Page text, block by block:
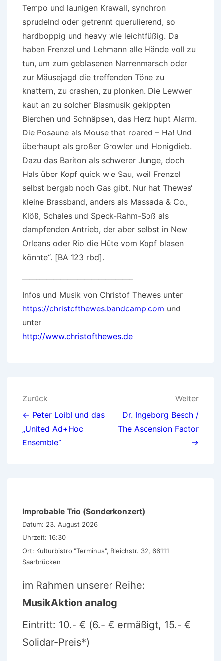
Tempo und launigen Krawall, synchron
sprudelnd oder getrennt querulierend, so
hardboppig und heavy wie leichtfüßig. Da
haben Frenzel und Lehmann alle Hände voll zu
tun, um zum geblasenen Narrenmarsch oder
zur Mäusejagd die treffenden Töne zu
knattern, zu crashen, zu plonken. Die Lewwer
kaut an zu solcher Blasmusik gekippten
Bierchen und Schnäpsen, das Herz hupt Alarm.
Die Posaune als Mouse that roared – Ha! Und
überhaupt als großer Growler und Honigdieb.
Dazu das Bariton als schwerer Junge, doch
Hals über Kopf quick wie Sau, weil Frenzel
selbst bergab noch Gas gibt. Nur hat Thewes‘
kleine Brassband, anders als Massada & Co.,
Klöß, Schales und Speck-Rahm-Soß als
dampfenden Antrieb, der aber selbst in New
Orleans oder Rio die Hüte vom Kopf blasen
könnte“. [BA 123 rbd].
Infos und Musik von Christof Thewes unter
https://christofthewes.bandcamp.com und
unter
http://www.christofthewes.de
Beitragsnavigation
Zurück
← Peter Loibl und das
„United Ad+Hoc
Ensemble“
Weiter
Dr. Ingeborg Besch /
The Ascension Factor
→
Improbable Trio (Sonderkonzert)
Datum: 23. August 2026
Uhrzeit: 16:30
Ort: Kulturbistro "Terminus", Bleichstr. 32, 66111
Saarbrücken
im Rahmen unserer Reihe:
MusikAktion analog
Eintritt: 10.- € (6.- € ermäßigt, 15.- €
Solidar-Preis*)